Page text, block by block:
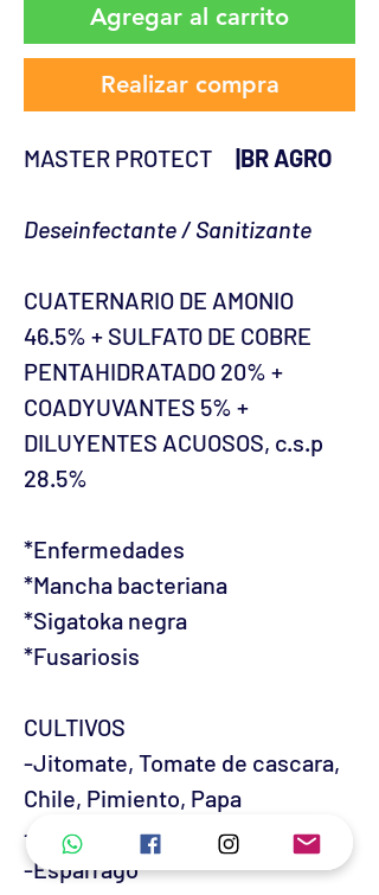
Agregar al carrito
Realizar compra
MASTER PROTECT |BR AGRO
Deseinfectante / Sanitizante
CUATERNARIO DE AMONIO
46.5% + SULFATO DE COBRE
PENTAHIDRATADO 20% +
COADYUVANTES 5% +
DILUYENTES ACUOSOS, c.s.p
28.5%
*Enfermedades
*Mancha bacteriana
*Sigatoka negra
*Fusariosis
CULTIVOS
-Jitomate, Tomate de cascara,
Chile, Pimiento, Papa
-Plátano/Banano
-Esparrago